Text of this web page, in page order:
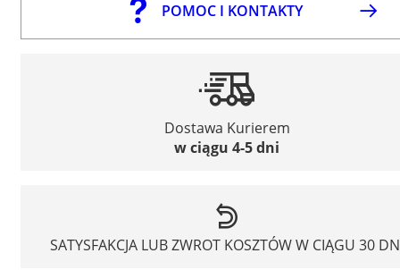
POMOC I KONTAKTY
Dostawa Kurierem
w ciągu 4-5 dni
SATYSFAKCJA LUB ZWROT KOSZTÓW W CIĄGU 30